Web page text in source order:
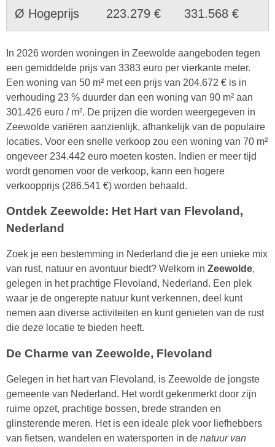
Ø Hogeprijs 223.279 € 331.568 €
In 2026 worden woningen in Zeewolde aangeboden tegen
een gemiddelde prijs van 3383 euro per vierkante meter.
Een woning van 50 m² met een prijs van 204.672 € is in
verhouding 23 % duurder dan een woning van 90 m² aan
301.426 euro / m². De prijzen die worden weergegeven in
Zeewolde variëren aanzienlijk, afhankelijk van de populaire
locaties. Voor een snelle verkoop zou een woning van 70 m²
ongeveer 234.442 euro moeten kosten. Indien er meer tijd
wordt genomen voor de verkoop, kann een hogere
verkoopprijs (286.541 €) worden behaald.
Ontdek Zeewolde: Het Hart van Flevoland,
Nederland
Zoek je een bestemming in Nederland die je een unieke mix
van rust, natuur en avontuur biedt? Welkom in Zeewolde,
gelegen in het prachtige Flevoland, Nederland. Een plek
waar je de ongerepte natuur kunt verkennen, deel kunt
nemen aan diverse activiteiten en kunt genieten van de rust
die deze locatie te bieden heeft.
De Charme van Zeewolde, Flevoland
Gelegen in het hart van Flevoland, is Zeewolde de jongste
gemeente van Nederland. Het wordt gekenmerkt door zijn
ruime opzet, prachtige bossen, brede stranden en
glinsterende meren. Het is een ideale plek voor liefhebbers
van fietsen, wandelen en watersporten in de natuur van